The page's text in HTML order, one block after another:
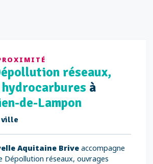
réseaux,
à
de-Lampon
ville
Aquitaine Brive accompagne
Dépollution réseaux, ouvrages